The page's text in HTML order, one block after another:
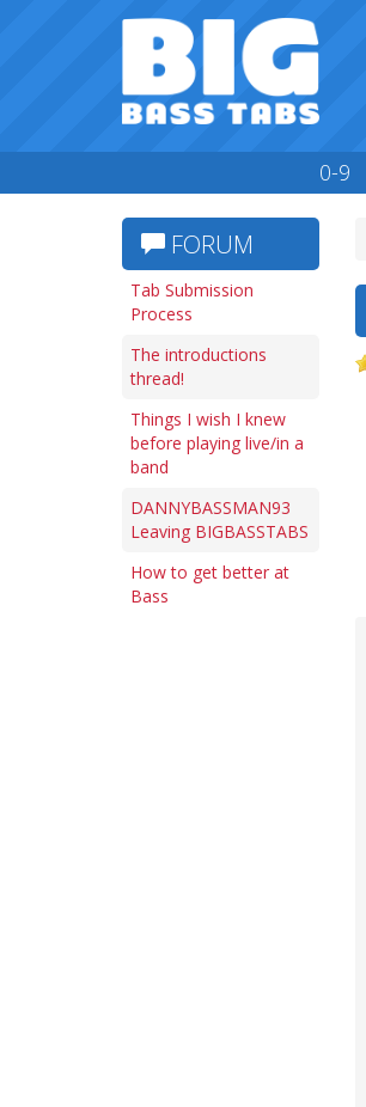
0-9
FORUM
Tab Submission
Process
The introductions
thread!
Things I wish I knew
before playing live/in a
band
DANNYBASSMAN93
Leaving BIGBASSTABS
How to get better at
Bass